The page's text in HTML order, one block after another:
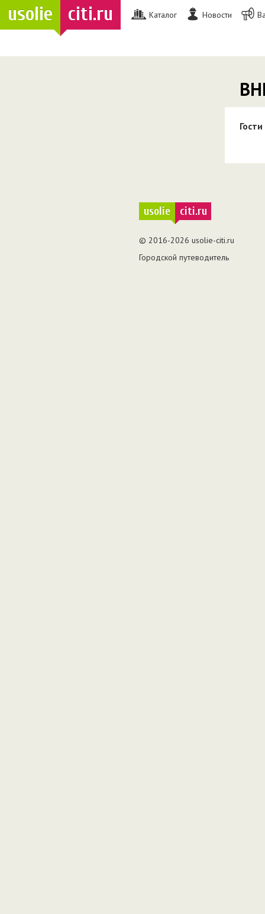
usolie citi.ru Каталог Новости
Гости
usolie citi.ru
© 2016-2026 usolie-citi.ru
Городской путеводитель